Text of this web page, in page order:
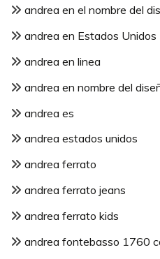
andrea en el nombre del
andrea en Estados Unidos
andrea en linea
andrea en nombre del
andrea es
andrea estados unidos
andrea ferrato
andrea ferrato jeans
andrea ferrato kids
andrea fontebasso 1760